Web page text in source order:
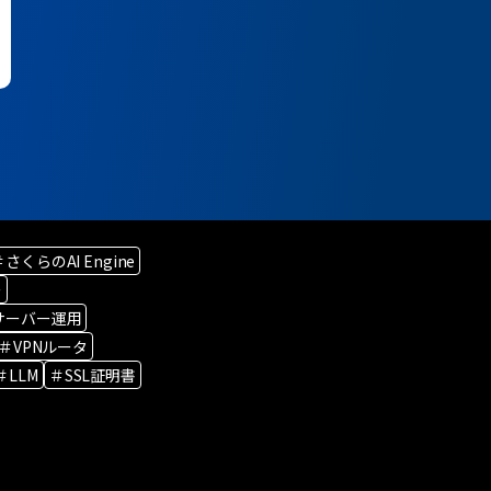
さくらのAI Engine
ーバー運用
VPNルータ
LLM
＃SSL証明書